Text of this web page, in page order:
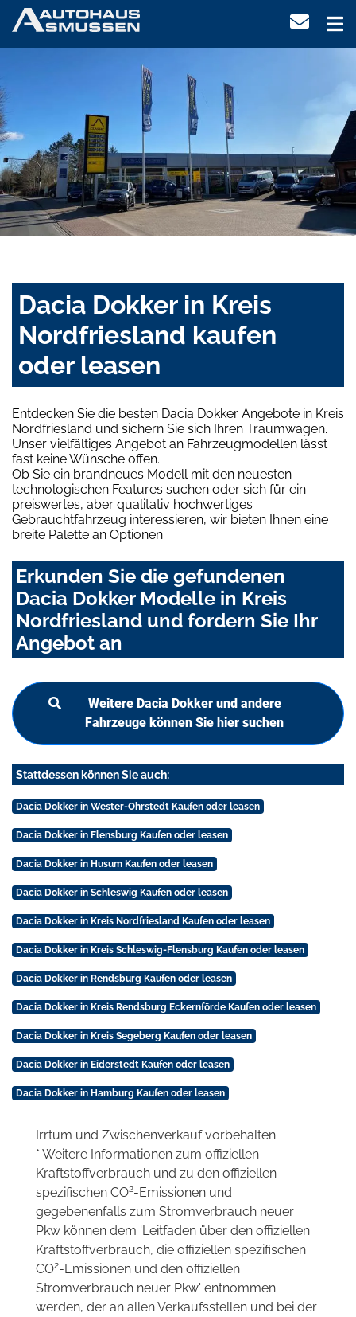
Dacia Dokker in Kreis
Nordfriesland kaufen
oder leasen
Entdecken Sie die besten Dacia Dokker Angebote in Kreis
Nordfriesland und sichern Sie sich Ihren Traumwagen.
Unser vielfältiges Angebot an Fahrzeugmodellen lässt
fast keine Wünsche offen.
Ob Sie ein brandneues Modell mit den neuesten
technologischen Features suchen oder sich für ein
preiswertes, aber qualitativ hochwertiges
Gebrauchtfahrzeug interessieren, wir bieten Ihnen eine
breite Palette an Optionen.
Erkunden Sie die gefundenen
Dacia Dokker Modelle in Kreis
Nordfriesland und fordern Sie Ihr
Angebot an
Weitere Dacia Dokker und andere
Fahrzeuge können Sie hier suchen
Stattdessen können Sie auch:
Dacia Dokker in Wester-Ohrstedt Kaufen oder leasen
Dacia Dokker in Flensburg Kaufen oder leasen
Dacia Dokker in Husum Kaufen oder leasen
Dacia Dokker in Schleswig Kaufen oder leasen
Dacia Dokker in Kreis Nordfriesland Kaufen oder leasen
Dacia Dokker in Kreis Schleswig-Flensburg Kaufen oder leasen
Dacia Dokker in Rendsburg Kaufen oder leasen
Dacia Dokker in Kreis Rendsburg Eckernförde Kaufen oder leasen
Dacia Dokker in Kreis Segeberg Kaufen oder leasen
Dacia Dokker in Eiderstedt Kaufen oder leasen
Dacia Dokker in Hamburg Kaufen oder leasen
Irrtum und Zwischenverkauf vorbehalten.
* Weitere Informationen zum offiziellen
Kraftstoffverbrauch und zu den offiziellen
spezifischen CO2-Emissionen und
gegebenenfalls zum Stromverbrauch neuer
Pkw können dem 'Leitfaden über den offiziellen
Kraftstoffverbrauch, die offiziellen spezifischen
CO2-Emissionen und den offiziellen
Stromverbrauch neuer Pkw' entnommen
werden, der an allen Verkaufsstellen und bei der